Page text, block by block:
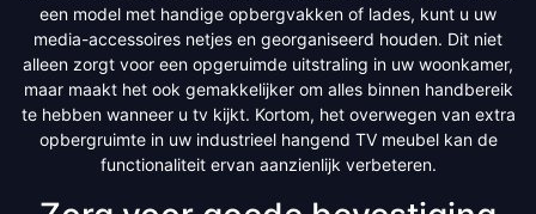
een model met handige opbergvakken of lades, kunt u uw
media-accessoires netjes en georganiseerd houden. Dit niet
alleen zorgt voor een opgeruimde uitstraling in uw woonkamer,
maar maakt het ook gemakkelijker om alles binnen handbereik
te hebben wanneer u tv kijkt. Kortom, het overwegen van extra
opbergruimte in uw industrieel hangend TV meubel kan de
functionaliteit ervan aanzienlijk verbeteren.